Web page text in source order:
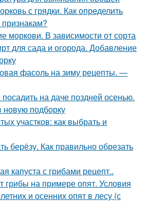
с грядки. Как определить
моркови. В зависимости от сорта
для сада и огорода. Добавление
фасоль на зиму рецепты. —
посадить на даче поздней осенью.
новую подборку
участков: как выбрать и
берёзу. Как правильно обрезать
капуста с грибами рецепт..
грибы на примере опят. Условия
и осенних опят в лесу (с